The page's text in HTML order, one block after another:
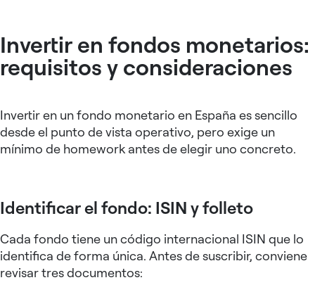
Invertir en fondos monetarios:
requisitos y consideraciones
Invertir en un fondo monetario en España es sencillo
desde el punto de vista operativo, pero exige un
mínimo de homework antes de elegir uno concreto.
Identificar el fondo: ISIN y folleto
Cada fondo tiene un código internacional ISIN que lo
identifica de forma única. Antes de suscribir, conviene
revisar tres documentos: